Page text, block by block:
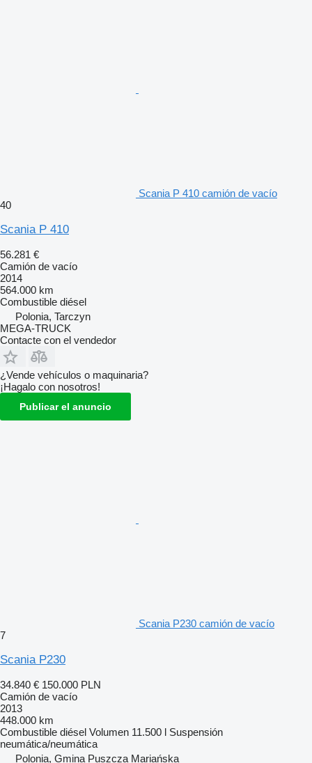
Scania P 410 camión de vacío
40
Scania P 410
56.281 €
Camión de vacío
2014
564.000 km
Combustible diésel
Polonia, Tarczyn
MEGA-TRUCK
Contacte con el vendedor
¿Vende vehículos o maquinaria?
¡Hagalo con nosotros!
Publicar el anuncio
Scania P230 camión de vacío
7
Scania P230
34.840 € 150.000 PLN
Camión de vacío
2013
448.000 km
Combustible diésel Volumen 11.500 l Suspensión
neumática/neumática
Polonia, Gmina Puszcza Mariańska